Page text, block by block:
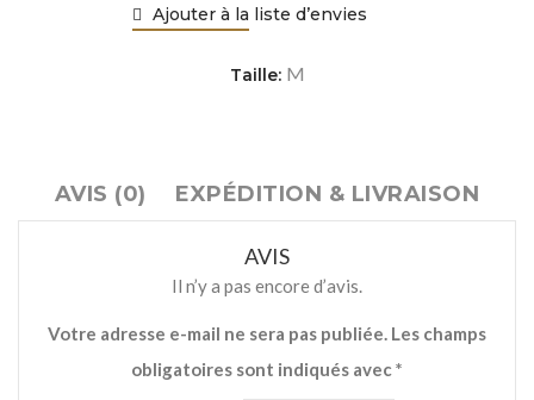
Ajouter à la liste d’envies
Taille: M
AVIS (0) EXPÉDITION & LIVRAISON
AVIS
Il n’y a pas encore d’avis.
Votre adresse e-mail ne sera pas publiée. Les champs
obligatoires sont indiqués avec*